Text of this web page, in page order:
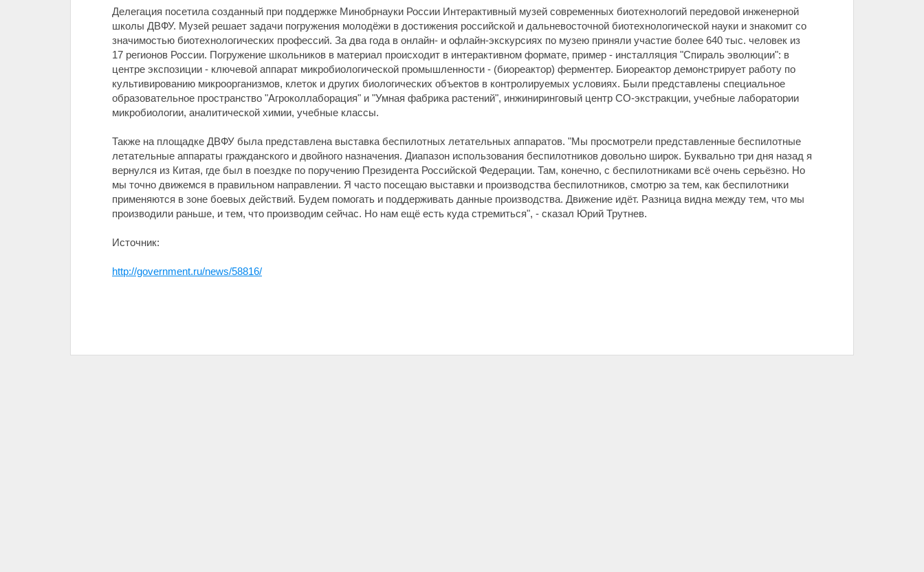
Делегация посетила созданный при поддержке Минобрнауки России Интерактивный музей современных биотехнологий передовой инженерной
школы ДВФУ. Музей решает задачи погружения молодёжи в достижения российской и дальневосточной биотехнологической науки и знакомит со
значимостью биотехнологических профессий. За два года в онлайн- и офлайн-экскурсиях по музею приняли участие более 640 тыс. человек из
17 регионов России. Погружение школьников в материал происходит в интерактивном формате, пример - инсталляция "Спираль эволюции": в
центре экспозиции - ключевой аппарат микробиологической промышленности - (биореактор) ферментер. Биореактор демонстрирует работу по
культивированию микроорганизмов, клеток и других биологических объектов в контролируемых условиях. Были представлены специальное
образовательное пространство "Агроколлаборация" и "Умная фабрика растений", инжиниринговый центр СО-экстракции, учебные лаборатории
микробиологии, аналитической химии, учебные классы.
Также на площадке ДВФУ была представлена выставка беспилотных летательных аппаратов. "Мы просмотрели представленные беспилотные
летательные аппараты гражданского и двойного назначения. Диапазон использования беспилотников довольно широк. Буквально три дня назад я
вернулся из Китая, где был в поездке по поручению Президента Российской Федерации. Там, конечно, с беспилотниками всё очень серьёзно. Но
мы точно движемся в правильном направлении. Я часто посещаю выставки и производства беспилотников, смотрю за тем, как беспилотники
применяются в зоне боевых действий. Будем помогать и поддерживать данные производства. Движение идёт. Разница видна между тем, что мы
производили раньше, и тем, что производим сейчас. Но нам ещё есть куда стремиться", - сказал Юрий Трутнев.
Источник:
http://government.ru/news/58816/